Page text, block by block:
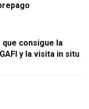
que consigue la
y la visita in situ